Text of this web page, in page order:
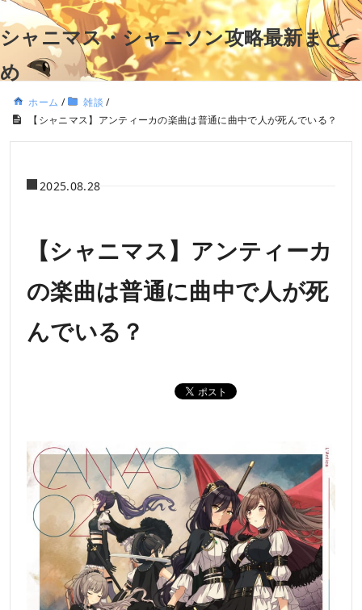
シャニマス・シャニソン攻略最新まと
め
ホーム / 雑談 /
【シャニマス】アンティーカの楽曲は普通に曲中で人が死んでいる？
2025.08.28
【シャニマス】アンティーカ
の楽曲は普通に曲中で人が死
んでいる？